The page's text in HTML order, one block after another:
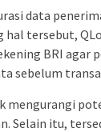
data
hal tersebut,
BRI agar
sebelum
mengurangi
Selain itu,